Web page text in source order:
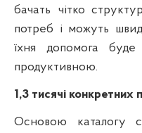
бачать чітко
потреб і можуть
їхня допомога
продуктивною.
1,3 тисячі конкретних
Основою каталогу